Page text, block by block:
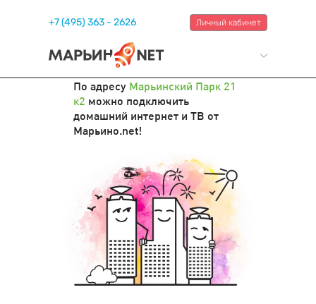
+7 (495) 363 - 2626 Личный кабинет
По адресу Марьинский Парк 21
к2 можно подключить
домашний интернет и ТВ от
Марьино.net!